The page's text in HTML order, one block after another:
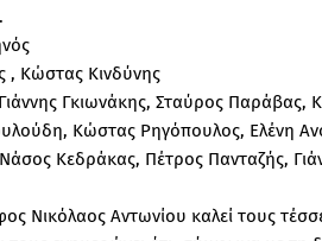
, Κώστας Κινδύνης
Γκιωνάκης, Σταύρος Παράβας,
Κώστας Ρηγόπουλος, Ελένη
Κεδράκας, Πέτρος Πανταζής,
Νικόλαος Αντωνίου καλεί τους